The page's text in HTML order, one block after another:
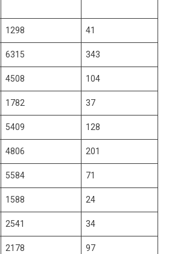
1298 41
6315 343
4508 104
1782 37
5409 128
4806 201
5584 71
1588 24
2541 34
2178 97